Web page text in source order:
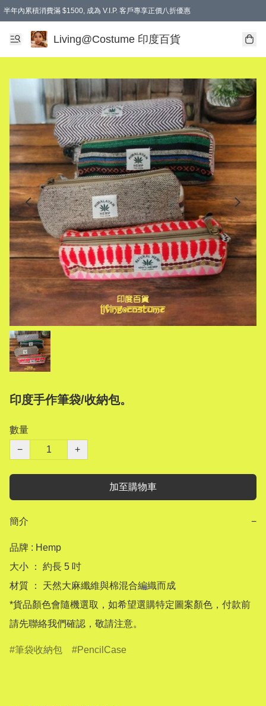
半年內累積消費滿 $1500, 成為 V.I.P. 客戶專享正價八折優惠
滿$600免本地運費
Living@Costume 印度百貨
印度手作筆袋/收納包。
數量
−
+
加至購物車
簡介 −
品牌 : Hemp
大小 ： 約長 5 吋
材質 ： 天然大麻纖維與棉混合編織而成
*貨品顏色會隨機選取，如希望選購特定圖案顏色，付款前
請先聯絡我們確認，敬請注意。
筆袋收納包 PencilCase